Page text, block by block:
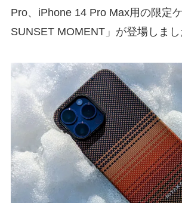
Pro、iPhone 14 Pro Max用の限定
SUNSET MOMENT」が登場しまし